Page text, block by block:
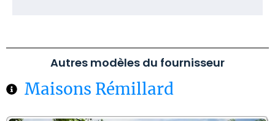
Autres modèles du fournisseur
Maisons Rémillard